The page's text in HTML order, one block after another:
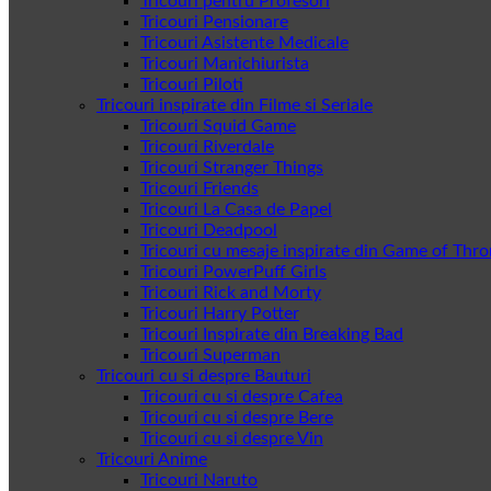
Tricouri Pensionare
Tricouri Asistente Medicale
Tricouri Manichiurista
Tricouri Piloti
Tricouri inspirate din Filme si Seriale
Tricouri Squid Game
Tricouri Riverdale
Tricouri Stranger Things
Tricouri Friends
Tricouri La Casa de Papel
Tricouri Deadpool
Tricouri cu mesaje inspirate din Game of
Tricouri PowerPuff Girls
Tricouri Rick and Morty
Tricouri Harry Potter
Tricouri Inspirate din Breaking Bad
Tricouri Superman
Tricouri cu si despre Bauturi
Tricouri cu si despre Cafea
Tricouri cu si despre Bere
Tricouri cu si despre Vin
Tricouri Anime
Tricouri Naruto